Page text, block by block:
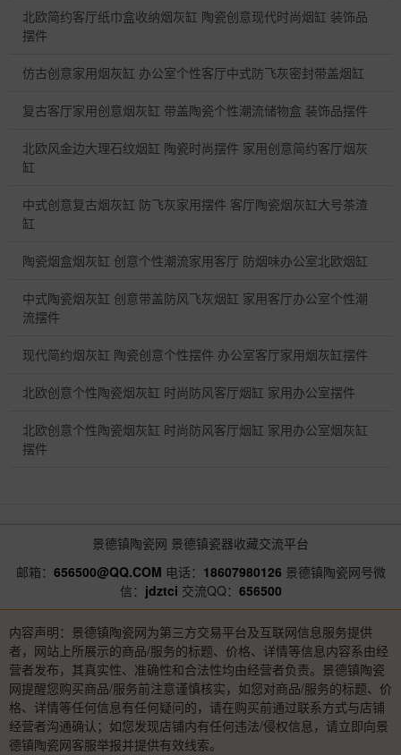
北欧简约客厅纸巾盒收纳烟灰缸 陶瓷创意现代时尚烟缸 装饰品
摆件
仿古创意家用烟灰缸 办公室个性客厅中式防飞灰密封带盖烟缸
复古客厅家用创意烟灰缸 带盖陶瓷个性潮流储物盒 装饰品摆件
北欧风金边大理石纹烟缸 陶瓷时尚摆件 家用创意简约客厅烟灰
缸
中式创意复古烟灰缸 防飞灰家用摆件 客厅陶瓷烟灰缸大号茶渣
缸
陶瓷烟盒烟灰缸 创意个性潮流家用客厅 防烟味办公室北欧烟缸
中式陶瓷烟灰缸 创意带盖防风飞灰烟缸 家用客厅办公室个性潮
流摆件
现代简约烟灰缸 陶瓷创意个性摆件 办公室客厅家用烟灰缸摆件
北欧创意个性陶瓷烟灰缸 时尚防风客厅烟缸 家用办公室摆件
北欧创意个性陶瓷烟灰缸 时尚防风客厅烟缸 家用办公室烟灰缸
摆件
景德镇陶瓷网 景德镇瓷器收藏交流平台
邮箱： 656500@QQ.COM 电话： 18607980126 景德镇陶瓷网号微
信： jdztci 交流QQ： 656500
内容声明：景德镇陶瓷网为第三方交易平台及互联网信息服务提供
者，网站上所展示的商品/服务的标题、价格、详情等信息内容系由经
营者发布，其真实性、准确性和合法性均由经营者负责。景德镇陶瓷
网提醒您购买商品/服务前注意谨慎核实，如您对商品/服务的标题、价
格、详情等任何信息有任何疑问的，请在购买前通过联系方式与店铺
经营者沟通确认；如您发现店铺内有任何违法/侵权信息，请立即向景
德镇陶瓷网客服举报并提供有效线索。